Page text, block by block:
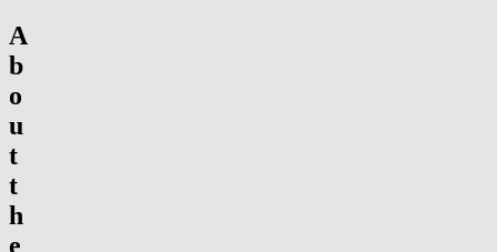
A
b
o
u
t
t
h
e